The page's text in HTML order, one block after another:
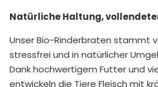
Natürliche Haltung,
Unser Bio-Rinderbraten stammt
stressfrei und in natürlicher
Dank hochwertigem Futter und
entwickeln die Tiere Fleisch mit